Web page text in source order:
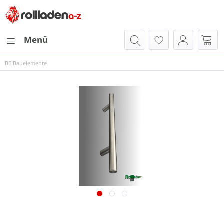
Menü
BE Bauelemente